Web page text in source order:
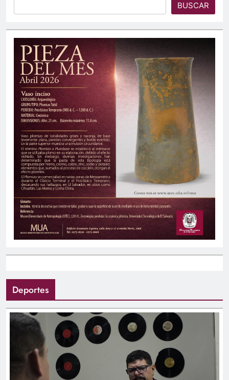
BUSCAR
Deportes